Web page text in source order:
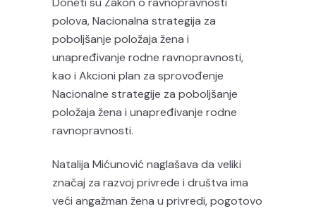
polova, Nacionalna strategija za
poboljšanje položaja žena i
unapređivanje rodne ravnopravnosti,
kao i Akcioni plan za sprovođenje
Nacionalne strategije za poboljšanje
položaja žena i unapređivanje rodne
ravnopravnosti.
Natalija Mićunović naglašava da veliki
značaj za razvoj privrede i društva ima
veći angažman žena u privredi, pogotovo